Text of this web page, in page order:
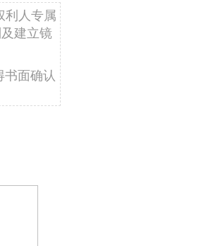
利人专属
建立镜
书面确认